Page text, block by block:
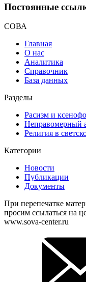
Постоянные
СОВА
Главная
О нас
Аналитика
Справочник
База данных
Разделы
Расизм и
Неправомерный
Религия в
Категории
Новости
Публикации
Документы
При перепечатке
просим ссылаться на
www.sova-center.ru